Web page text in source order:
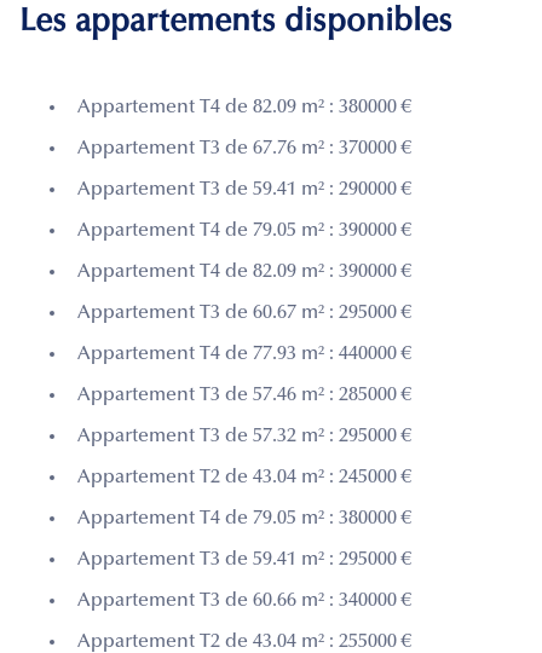
Les appartements disponibles
Appartement T4 de 82.09 m² : 380000 €
Appartement T3 de 67.76 m² : 370000 €
Appartement T3 de 59.41 m² : 290000 €
Appartement T4 de 79.05 m² : 390000 €
Appartement T4 de 82.09 m² : 390000 €
Appartement T3 de 60.67 m² : 295000 €
Appartement T4 de 77.93 m² : 440000 €
Appartement T3 de 57.46 m² : 285000 €
Appartement T3 de 57.32 m² : 295000 €
Appartement T2 de 43.04 m² : 245000 €
Appartement T4 de 79.05 m² : 380000 €
Appartement T3 de 59.41 m² : 295000 €
Appartement T3 de 60.66 m² : 340000 €
Appartement T2 de 43.04 m² : 255000 €